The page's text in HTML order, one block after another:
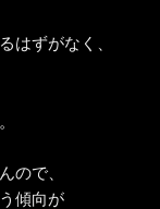
はずがなく、
ので、
傾向が